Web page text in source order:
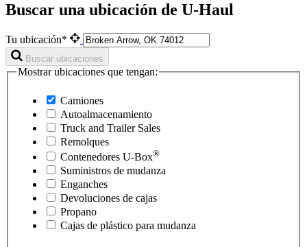
Buscar una ubicación de U-Haul
Tu ubicación*
Buscar ubicaciones
Mostrar ubicaciones que tengan:
Camiones
Autoalmacenamiento
Truck and Trailer Sales
Remolques
Contenedores U-Box®
Suministros de mudanza
Enganches
Devoluciones de cajas
Propano
Cajas de plástico para mudanza